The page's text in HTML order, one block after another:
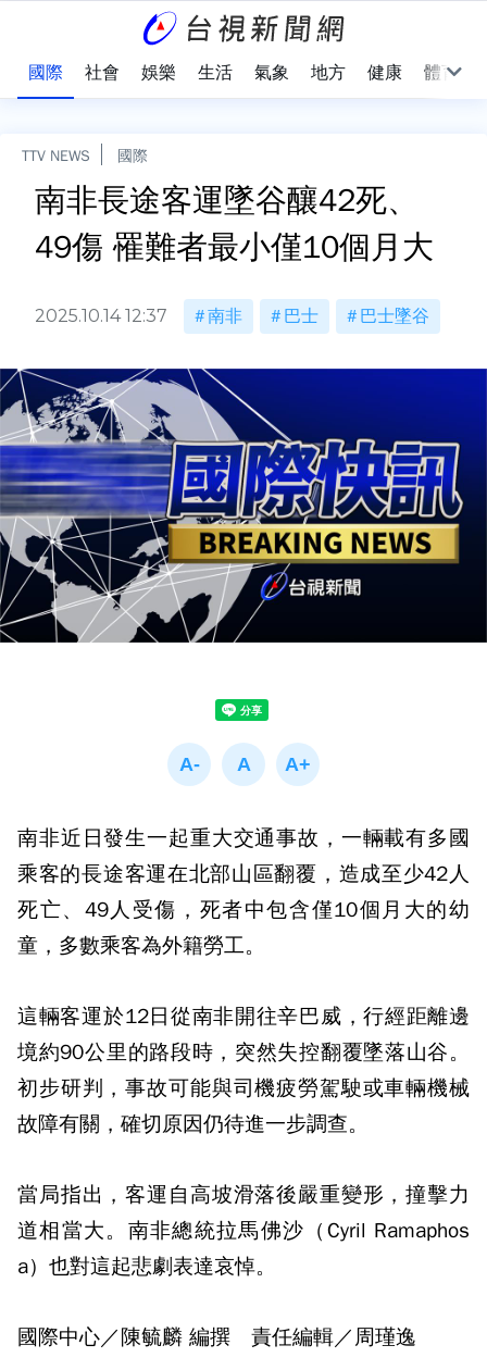
國際 社會 娛樂 生活 氣象 地方 健康 體育
TTV NEWS 國際
南非長途客運墜谷釀42死、
49傷 罹難者最小僅10個月大
2025.10.14 12:37 南非 巴士 巴士墜谷
南非近日發生一起重大交通事故，一輛載有多國
乘客的長途客運在北部山區翻覆，造成至少42人
死亡、49人受傷，死者中包含僅10個月大的幼
童，多數乘客為外籍勞工。
這輛客運於12日從南非開往辛巴威，行經距離邊
境約90公里的路段時，突然失控翻覆墜落山谷。
初步研判，事故可能與司機疲勞駕駛或車輛機械
故障有關，確切原因仍待進一步調查。
當局指出，客運自高坡滑落後嚴重變形，撞擊力
道相當大。南非總統拉馬佛沙（Cyril Ramaphos
a）也對這起悲劇表達哀悼。
國際中心／陳毓麟 編撰 責任編輯／周瑾逸